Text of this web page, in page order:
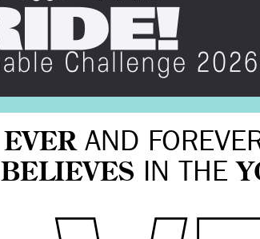
EVERAND
BELIEVES IN THE